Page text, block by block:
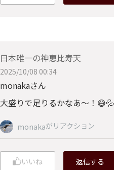
日本唯一の神恵比寿天
2025/10/08 00:34
monakaさん
大盛りで足りるかなあ〜！😅💦
monakaがリアクション
いいね 返信する